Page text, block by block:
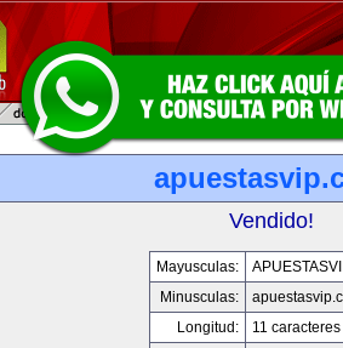
Vendido!
Mayusculas:
Minusculas:
Longitud:
11 caracteres